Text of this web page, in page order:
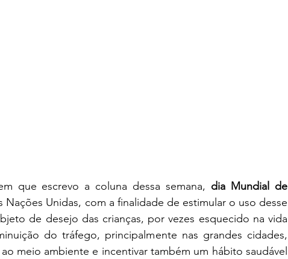
que escrevo a coluna dessa semana, dia Mundial de
Nações Unidas, com a finalidade de estimular o uso desse
de desejo das crianças, por vezes esquecido na vida
do tráfego, principalmente nas grandes cidades,
meio ambiente e incentivar também um hábito saudável